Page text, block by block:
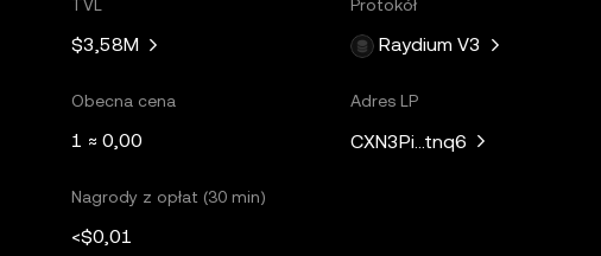
TVL
$3,58M
Protokół
Raydium V3
Obecna cena
1 ≈ 0,00
Adres LP
CXN3Pi...tnq6
Nagrody z opłat (30 min)
<$0,01